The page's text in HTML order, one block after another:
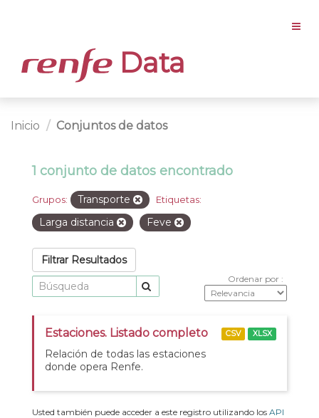
Data
Inicio Conjuntos de datos
1 conjunto de datos encontrado
Grupos: Transporte Etiquetas:
Larga distancia Feve
Filtrar Resultados
Ordenar por
Estaciones. Listado completo
Relación de todas las estaciones
donde opera Renfe.
CSV XLSX
Usted también puede acceder a este registro utilizando los API